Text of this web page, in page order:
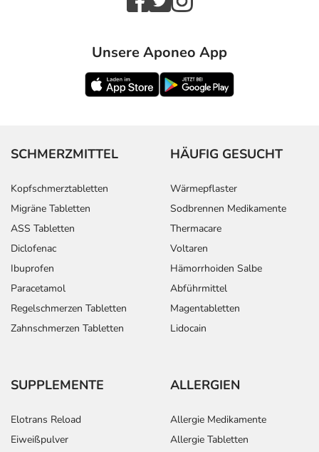
Unsere Aponeo App
SCHMERZMITTEL
Kopfschmerztabletten
Migräne Tabletten
ASS Tabletten
Diclofenac
Ibuprofen
Paracetamol
Regelschmerzen Tabletten
Zahnschmerzen Tabletten
HÄUFIG GESUCHT
Wärmepflaster
Sodbrennen Medikamente
Thermacare
Voltaren
Hämorrhoiden Salbe
Abführmittel
Magentabletten
Lidocain
SUPPLEMENTE
Elotrans Reload
Eiweißpulver
ALLERGIEN
Allergie Medikamente
Allergie Tabletten